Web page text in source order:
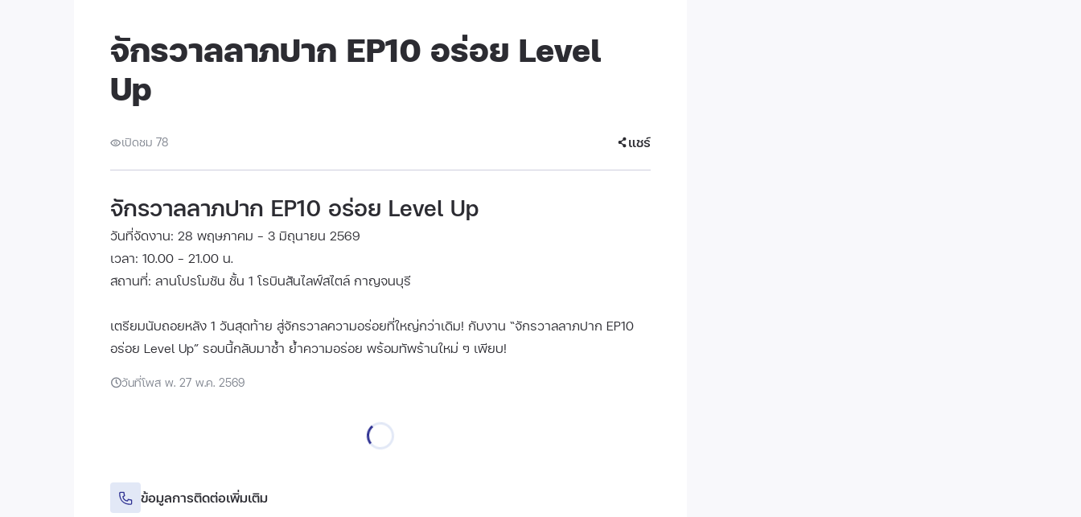
จักรวาลลาภปาก EP10 อร่อย Level
Up
เปิดชม 78 แชร์
จักรวาลลาภปาก EP10 อร่อย Level Up
วันที่จัดงาน: 28 พฤษภาคม - 3 มิถุนายน 2569
เวลา: 10.00 - 21.00 น.
สถานที่: ลานโปรโมชัน ชั้น 1 โรบินสันไลฟ์สไตล์ กาญจนบุรี
เตรียมนับถอยหลัง 1 วันสุดท้าย สู่จักรวาลความอร่อยที่ใหญ่กว่าเดิม! กับงาน “จักรวาลลาภปาก EP10
อร่อย Level Up” รอบนี้กลับมาซ้ำ ย้ำความอร่อย พร้อมทัพร้านใหม่ ๆ เพียบ!
วันที่โพส พ. 27 พ.ค. 2569
ข้อมูลการติดต่อเพิ่มเติม